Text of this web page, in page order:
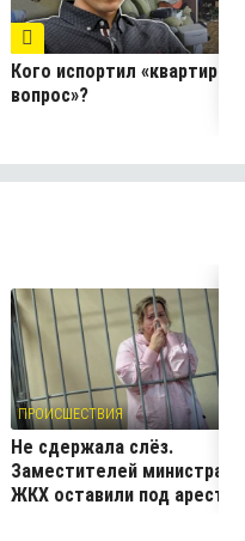
Кого испортил
вопрос»?
ПРОИСШЕСТВИЯ
Не сдержала слёз.
Заместителей министра
ЖКХ оставили под